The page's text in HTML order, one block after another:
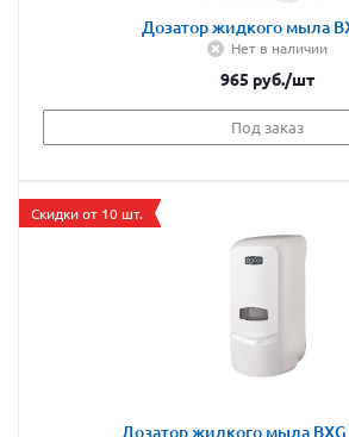
Дозатор жидкого мыла
Нет в наличии
965 руб./шт
Под заказ
Скидки от 10 шт.
Дозатор жидкого мыла BXG